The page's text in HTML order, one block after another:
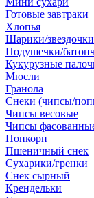
Готовые завтраки
Хлопья
Шарики/
Подушечки/
Кукурузные
Мюсли
Гранола
Снеки (чипсы/
Чипсы весовые
Чипсы
Попкорн
Пшеничный снек
Сухарики/гренки
Снек сырный
Крендельки